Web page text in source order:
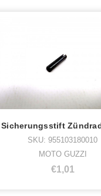
SKU: 955103180010
MOTO GUZZI
€1,01